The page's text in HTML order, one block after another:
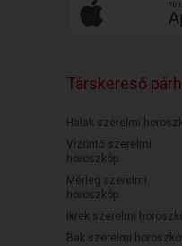
Társkereső
Halak szerelmi
Vízöntő szerelmi
horoszkóp
Mérleg szerelmi
horoszkóp
Ikrek szerelmi
Bak szerelmi